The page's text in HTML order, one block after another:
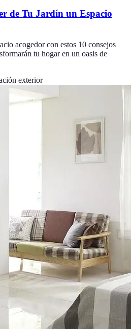
de Tu Jardín un Espacio
acogedor con estos 10 consejos
tu hogar en un oasis de
exterior